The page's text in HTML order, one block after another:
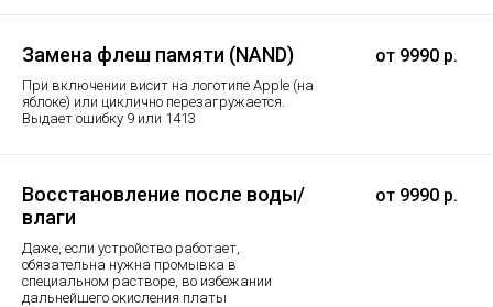
Замена флеш памяти (NAND)
При включении висит на логотипе Apple (на
яблоке) или циклично перезагружается.
Выдает ошибку 9 или 1413
от 9990 р.
Восстановление после воды/
влаги
Даже, если устройство работает,
обязательна нужна промывка в
специальном растворе, во избежании
дальнейшего окисления платы
от 9990 р.